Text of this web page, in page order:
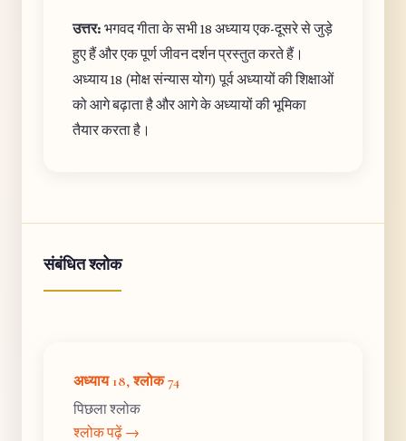
उत्तर: भगवद गीता के सभी 18 अध्याय एक-दूसरे से जुड़े
हुए हैं और एक पूर्ण जीवन दर्शन प्रस्तुत करते हैं।
अध्याय 18 (मोक्ष संन्यास योग) पूर्व अध्यायों की शिक्षाओं
को आगे बढ़ाता है और आगे के अध्यायों की भूमिका
तैयार करता है।
संबंधित श्लोक
अध्याय 18, श्लोक 74
पिछला श्लोक
श्लोक पढ़ें →